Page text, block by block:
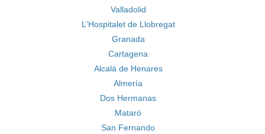
Valladolid
L'Hospitalet de Llobregat
Granada
Cartagena
Alcalá de Henares
Almería
Dos Hermanas
Mataró
San Fernando